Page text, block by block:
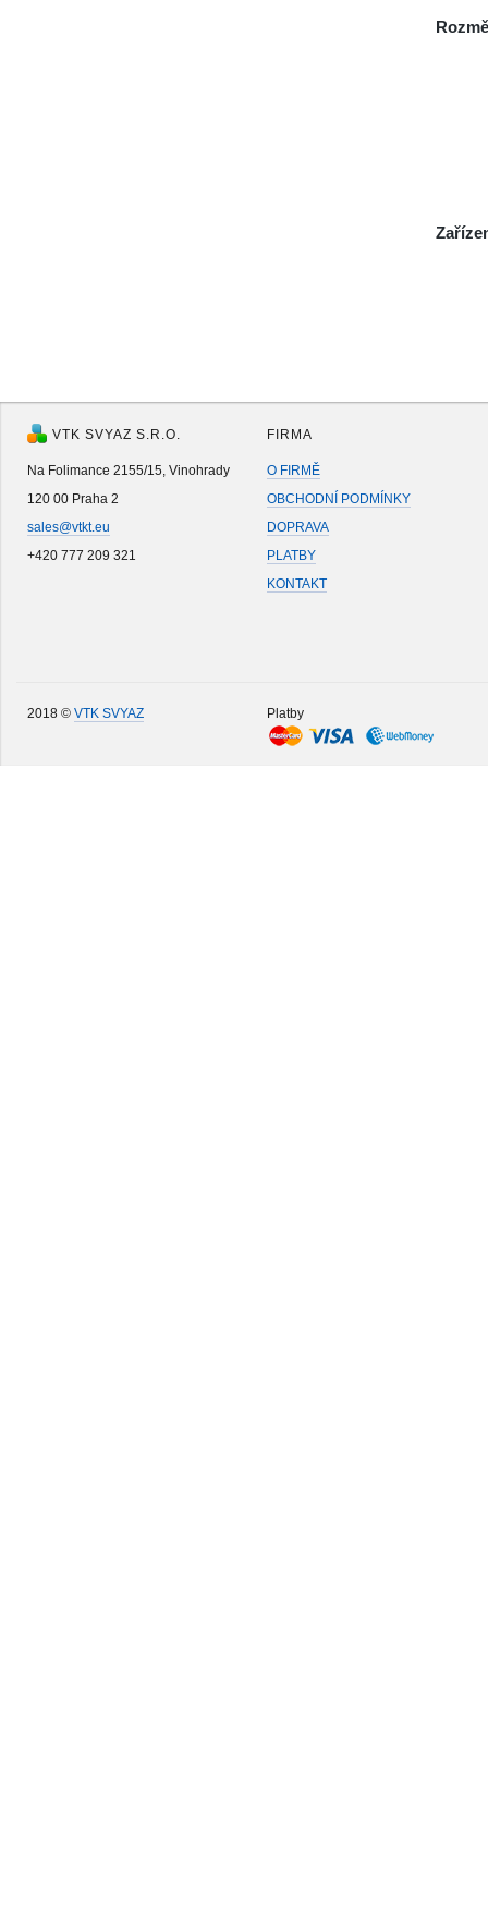
VTK SVYAZ S.R.O.
Na Folimance 2155/15, Vinohrady
120 00 Praha 2
sales@vtkt.eu
+420 777 209 321
FIRMA
O FIRMĚ
OBCHODNÍ PODMÍNKY
DOPRAVA
PLATBY
KONTAKT
2018 © VTK SVYAZ Platby